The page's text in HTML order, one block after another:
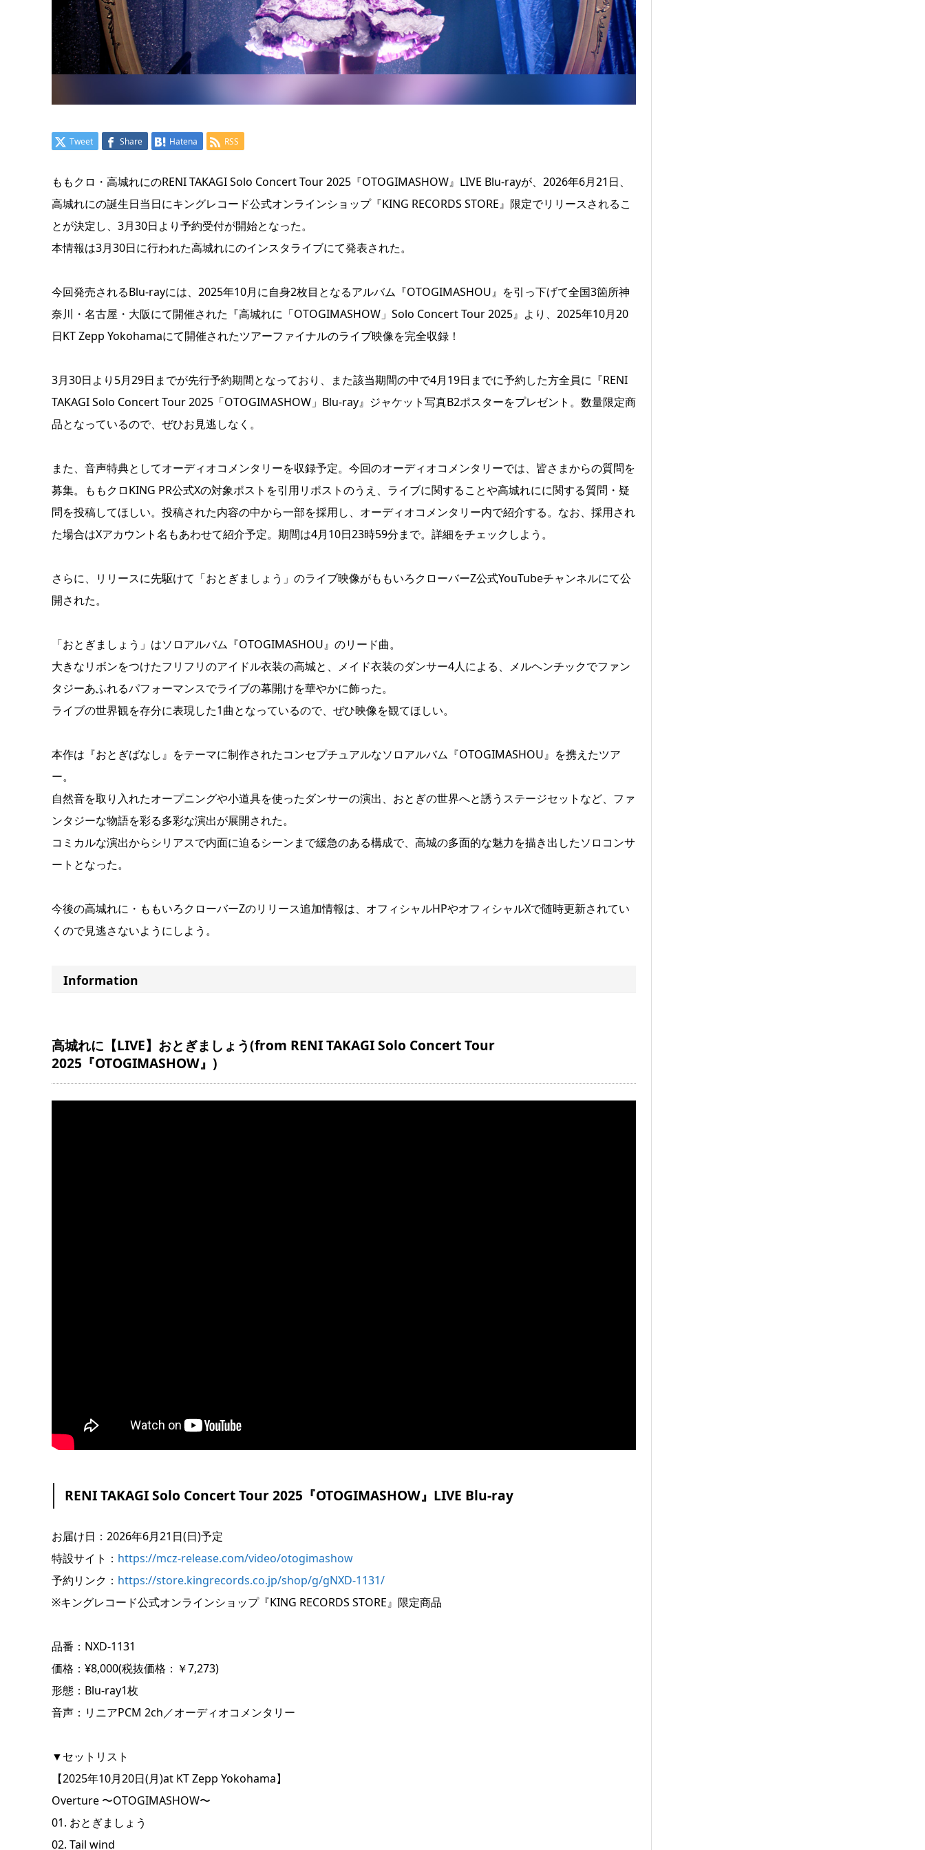
Tweet Share Hatena RSS
ももクロ・高城れにのRENI TAKAGI Solo Concert Tour 2025『OTOGIMASHOW』LIVE Blu-rayが、2026年6月21日、
高城れにの誕生日当日にキングレコード公式オンラインショップ『KING RECORDS STORE』限定でリリースされるこ
とが決定し、3月30日より予約受付が開始となった。
本情報は3月30日に行われた高城れにのインスタライブにて発表された。
今回発売されるBlu-rayには、2025年10月に自身2枚目となるアルバム『OTOGIMASHOU』を引っ下げて全国3箇所神
奈川・名古屋・大阪にて開催された『高城れに「OTOGIMASHOW」Solo Concert Tour 2025』より、2025年10月20
日KT Zepp Yokohamaにて開催されたツアーファイナルのライブ映像を完全収録！
3月30日より5月29日までが先行予約期間となっており、また該当期間の中で4月19日までに予約した方全員に『RENI
TAKAGI Solo Concert Tour 2025「OTOGIMASHOW」Blu-ray』ジャケット写真B2ポスターをプレゼント。数量限定商
品となっているので、ぜひお見逃しなく。
また、音声特典としてオーディオコメンタリーを収録予定。今回のオーディオコメンタリーでは、皆さまからの質問を
募集。ももクロKING PR公式Xの対象ポストを引用リポストのうえ、ライブに関することや高城れにに関する質問・疑
問を投稿してほしい。投稿された内容の中から一部を採用し、オーディオコメンタリー内で紹介する。なお、採用され
た場合はXアカウント名もあわせて紹介予定。期間は4月10日23時59分まで。詳細をチェックしよう。
さらに、リリースに先駆けて「おとぎましょう」のライブ映像がももいろクローバーZ公式YouTubeチャンネルにて公
開された。
「おとぎましょう」はソロアルバム『OTOGIMASHOU』のリード曲。
大きなリボンをつけたフリフリのアイドル衣装の高城と、メイド衣装のダンサー4人による、メルヘンチックでファン
タジーあふれるパフォーマンスでライブの幕開けを華やかに飾った。
ライブの世界観を存分に表現した1曲となっているので、ぜひ映像を観てほしい。
本作は『おとぎばなし』をテーマに制作されたコンセプチュアルなソロアルバム『OTOGIMASHOU』を携えたツア
ー。
自然音を取り入れたオープニングや小道具を使ったダンサーの演出、おとぎの世界へと誘うステージセットなど、ファ
ンタジーな物語を彩る多彩な演出が展開された。
コミカルな演出からシリアスで内面に迫るシーンまで緩急のある構成で、高城の多面的な魅力を描き出したソロコンサ
ートとなった。
今後の高城れに・ももいろクローバーZのリリース追加情報は、オフィシャルHPやオフィシャルXで随時更新されてい
くので見逃さないようにしよう。
Information
高城れに【LIVE】おとぎましょう(from RENI TAKAGI Solo Concert Tour
2025『OTOGIMASHOW』)
RENI TAKAGI Solo Concert Tour 2025『OTOGIMASHOW』LIVE Blu-ray
お届け日：2026年6月21日(日)予定
特設サイト： https://mcz-release.com/video/otogimashow
予約リンク： https://store.kingrecords.co.jp/shop/g/gNXD-1131/
※キングレコード公式オンラインショップ『KING RECORDS STORE』限定商品
品番：NXD-1131
価格：¥8,000(税抜価格：￥7,273)
形態：Blu-ray1枚
音声：リニアPCM 2ch／オーディオコメンタリー
▼セットリスト
【2025年10月20日(月)at KT Zepp Yokohama】
Overture 〜OTOGIMASHOW〜
01. おとぎましょう
02. Tail wind